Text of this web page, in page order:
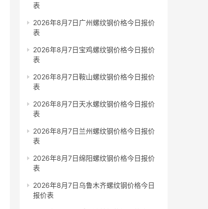
表
2026年8月7日广州螺纹钢价格今日报价
表
2026年8月7日宝鸡螺纹钢价格今日报价
表
2026年8月7日鞍山螺纹钢价格今日报价
表
2026年8月7日天水螺纹钢价格今日报价
表
2026年8月7日兰州螺纹钢价格今日报价
表
2026年8月7日绵阳螺纹钢价格今日报价
表
2026年8月7日乌鲁木齐螺纹钢价格今日
报价表